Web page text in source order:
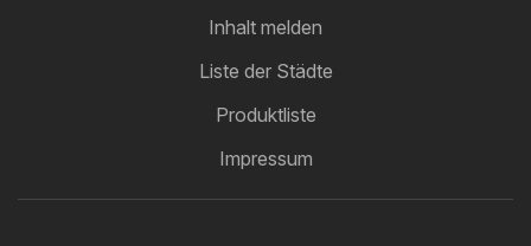
Inhalt melden
Liste der Städte
Produktliste
Impressum